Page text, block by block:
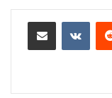
مشاركة عبر البريد